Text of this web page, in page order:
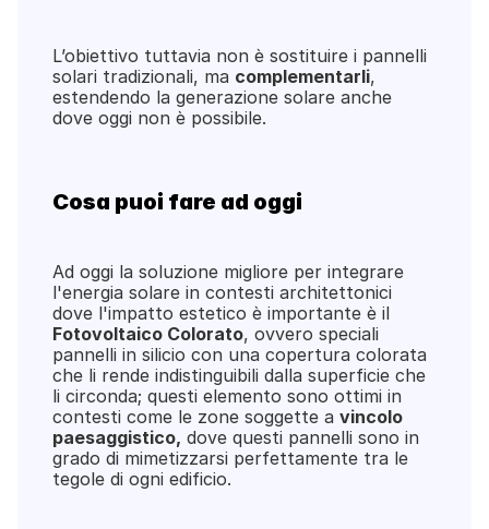
L’obiettivo tuttavia non è sostituire i pannelli
solari tradizionali, ma complementarli,
estendendo la generazione solare anche
dove oggi non è possibile.
Cosa puoi fare ad oggi
Ad oggi la soluzione migliore per integrare
l'energia solare in contesti architettonici
Fotovoltaico Colorato, ovvero speciali
pannelli in silicio con una copertura colorata
che li rende indistinguibili dalla superficie che
li circonda; questi elemento sono ottimi in
contesti come le zone soggette a vincolo
paesaggistico, dove questi pannelli sono in
grado di mimetizzarsi perfettamente tra le
tegole di ogni edificio.